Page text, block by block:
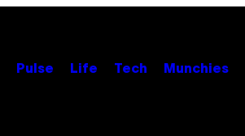
Pulse Life Tech Munchies